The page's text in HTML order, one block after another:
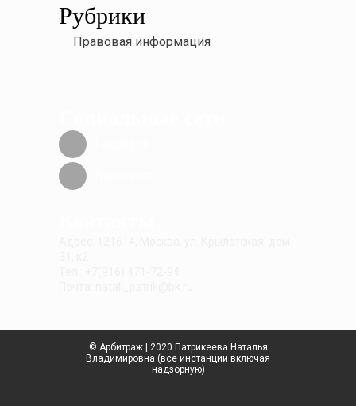
Рубрики
Правовая информация
© Арбитраж | 2020 Патрикеева Наталья
Владимировна (все инстанции включая
надзорную)